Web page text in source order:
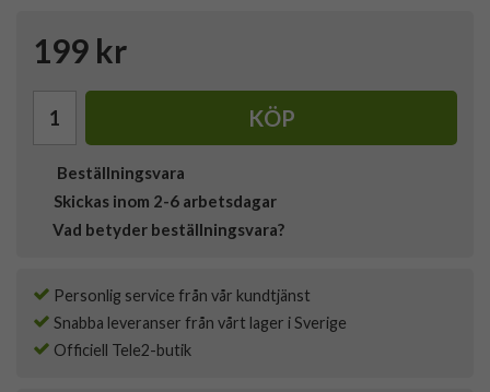
199 kr
KÖP
Beställningsvara
Skickas inom 2-6 arbetsdagar
Vad betyder beställningsvara?
Personlig service från vår kundtjänst
Snabba leveranser från vårt lager i Sverige
Officiell Tele2-butik